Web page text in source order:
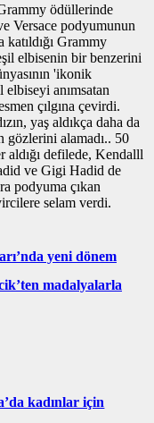
ödüllerinde
Versace podyumunun
katıldığı Grammy
elbisenin bir benzerini
'ikonik
anımsatan
çılgına çevirdi.
yaş aldıkça daha da
gözlerini alamadı.. 50
aldığı defilede, Kendalll
ve Gigi Hadid de
podyuma çıkan
selam verdi.
yeni dönem
madalyalarla
kadınlar için